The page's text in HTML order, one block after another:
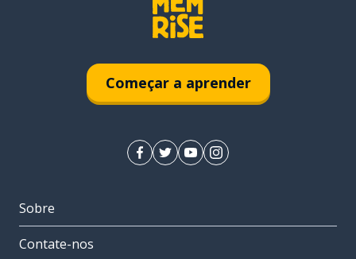
Começar a aprender
Sobre
Contate-nos